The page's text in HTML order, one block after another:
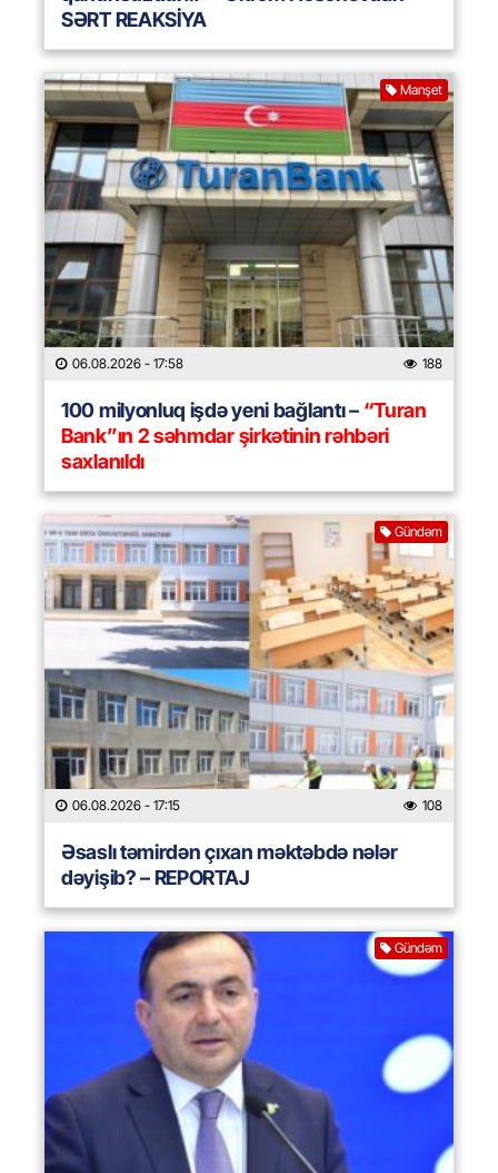
SƏRT REAKSİYA
Manşet
06.08.2026 - 17:58 188
100 milyonluq işdə yeni bağlantı –“Turan
Bank”ın 2 səhmdar şirkətinin rəhbəri
saxlanıldı
Gündəm
06.08.2026 - 17:15 108
Əsaslı təmirdən çıxan məktəbdə nələr
dəyişib? – REPORTAJ
Gündəm